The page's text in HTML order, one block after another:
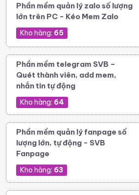
Phần mềm quản lý zalo số lượng
lớn trên PC - Kéo Mem Zalo
Kho hàng: 65
Phần mềm telegram SVB –
Quét thành viên, add mem,
nhắn tin tự động
Kho hàng: 64
Phần mềm quản lý fanpage số
lượng lớn, tự động - SVB
Fanpage
Kho hàng: 63